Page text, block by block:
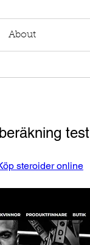
About
test
steroider online